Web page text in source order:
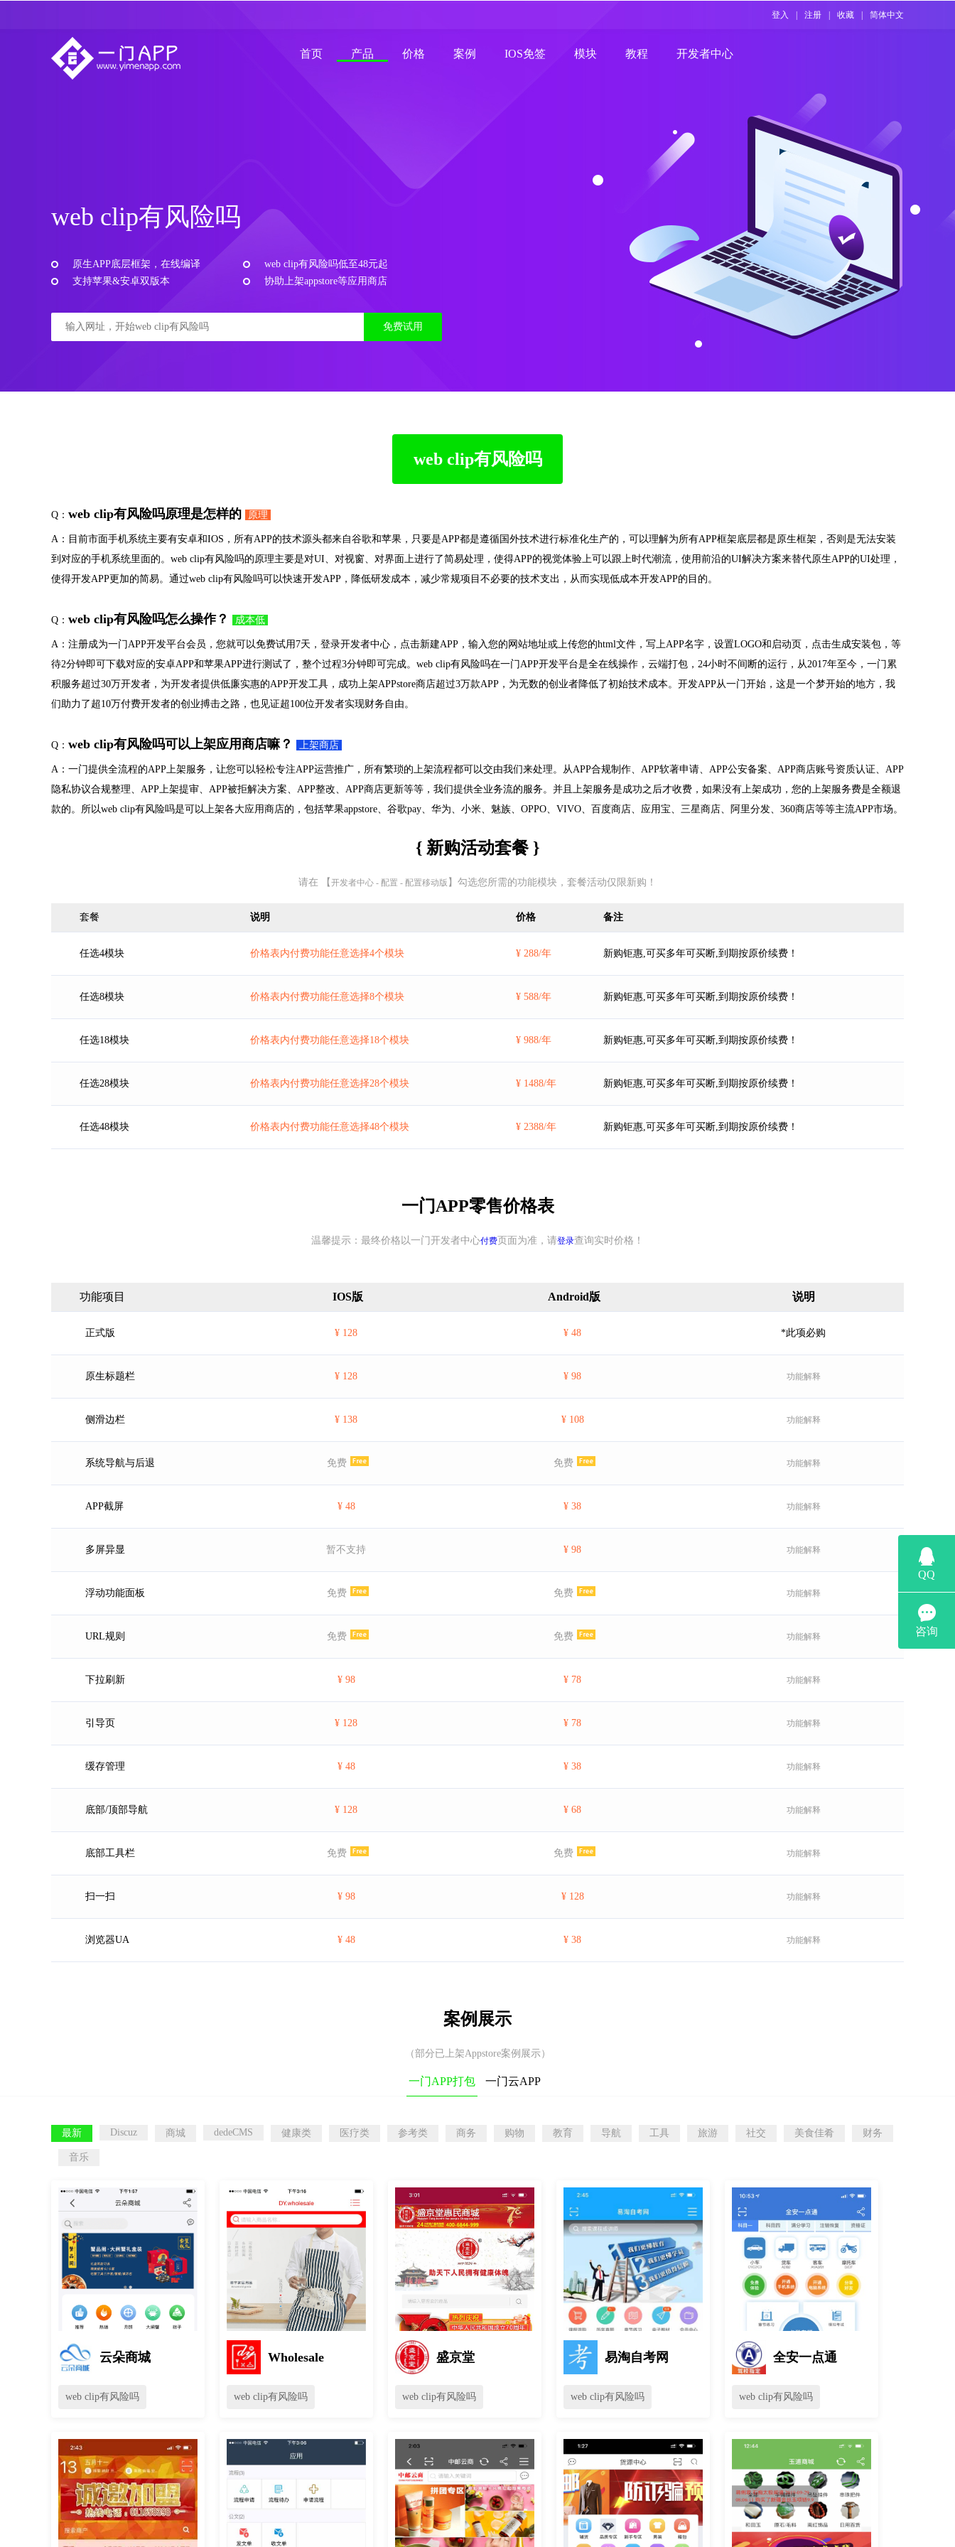
登入 注册 收藏 简体中文
首页 产品 价格 案例 IOS免签 模块 教程 开发者中心
web clip有风险吗
原生APP底层框架，在线编译
web clip有风险吗低至48元起
支持苹果&安卓双版本
协助上架appstore等应用商店
免费试用
web clip有风险吗
Q： web clip有风险吗原理是怎样的 原理
A：目前市面手机系统主要有安卓和IOS，所有APP的技术源头都来自谷歌和苹果，只要是APP都是遵循国外技术进行标准化生产的，可以理解为所有APP框架底层都是原生框架，否则是无法安装
到对应的手机系统里面的。web clip有风险吗的原理主要是对UI、对视窗、对界面上进行了简易处理，使得APP的视觉体验上可以跟上时代潮流，使用前沿的UI解决方案来替代原生APP的UI处理，
使得开发APP更加的简易。通过web clip有风险吗可以快速开发APP，降低研发成本，减少常规项目不必要的技术支出，从而实现低成本开发APP的目的。
Q： web clip有风险吗怎么操作？ 成本低
A：注册成为一门APP开发平台会员，您就可以免费试用7天，登录开发者中心，点击新建APP，输入您的网站地址或上传您的html文件，写上APP名字，设置LOGO和启动页，点击生成安装包，等
待2分钟即可下载对应的安卓APP和苹果APP进行测试了，整个过程3分钟即可完成。web clip有风险吗在一门APP开发平台是全在线操作，云端打包，24小时不间断的运行，从2017年至今，一门累
积服务超过30万开发者，为开发者提供低廉实惠的APP开发工具，成功上架APPstore商店超过3万款APP，为无数的创业者降低了初始技术成本。开发APP从一门开始，这是一个梦开始的地方，我
们助力了超10万付费开发者的创业搏击之路，也见证超100位开发者实现财务自由。
Q： web clip有风险吗可以上架应用商店嘛？ 上架商店
A：一门提供全流程的APP上架服务，让您可以轻松专注APP运营推广，所有繁琐的上架流程都可以交由我们来处理。从APP合规制作、APP软著申请、APP公安备案、APP商店账号资质认证、APP
隐私协议合规整理、APP上架提审、APP被拒解决方案、APP整改、APP商店更新等等，我们提供全业务流的服务。并且上架服务是成功之后才收费，如果没有上架成功，您的上架服务费是全额退
款的。所以web clip有风险吗是可以上架各大应用商店的，包括苹果appstore、谷歌pay、华为、小米、魅族、OPPO、VIVO、百度商店、应用宝、三星商店、阿里分发、360商店等等主流APP市场。
{ 新购活动套餐 }
请在 【 开发者中心 - 配置 - 配置移动版 】勾选您所需的功能模块，套餐活动仅限新购！
套餐 说明 价格 备注
任选4模块 价格表内付费功能任意选择4个模块 ¥ 288/年 新购钜惠,可买多年可买断,到期按原价续费！
任选8模块 价格表内付费功能任意选择8个模块 ¥ 588/年 新购钜惠,可买多年可买断,到期按原价续费！
任选18模块 价格表内付费功能任意选择18个模块 ¥ 988/年 新购钜惠,可买多年可买断,到期按原价续费！
任选28模块 价格表内付费功能任意选择28个模块 ¥ 1488/年 新购钜惠,可买多年可买断,到期按原价续费！
任选48模块 价格表内付费功能任意选择48个模块 ¥ 2388/年 新购钜惠,可买多年可买断,到期按原价续费！
一门APP零售价格表
温馨提示：最终价格以一门开发者中心付费页面为准，请登录查询实时价格！
功能项目 IOS版 Android版 说明
正式版 ¥ 128 ¥ 48 *此项必购
原生标题栏 ¥ 128 ¥ 98 功能解释
侧滑边栏 ¥ 138 ¥ 108 功能解释
系统导航与后退 免费 免费 功能解释
APP截屏 ¥ 48 ¥ 38 功能解释
多屏异显 暂不支持 ¥ 98 功能解释
浮动功能面板 免费 免费 功能解释
URL规则 免费 免费 功能解释
下拉刷新 ¥ 98 ¥ 78 功能解释
引导页 ¥ 128 ¥ 78 功能解释
缓存管理 ¥ 48 ¥ 38 功能解释
底部/顶部导航 ¥ 128 ¥ 68 功能解释
底部工具栏 免费 免费 功能解释
扫一扫 ¥ 98 ¥ 128 功能解释
浏览器UA ¥ 48 ¥ 38 功能解释
案例展示
（部分已上架Appstore案例展示）
一门APP打包 一门云APP
最新 Discuz 商城 dedeCMS 健康类 医疗类 参考类 商务 购物 教育 导航 工具 旅游 社交 美食佳肴 财务
音乐
云朵商城
web clip有风险吗
Wholesale
web clip有风险吗
盛京堂
web clip有风险吗
易淘自考网
web clip有风险吗
全安一点通
web clip有风险吗